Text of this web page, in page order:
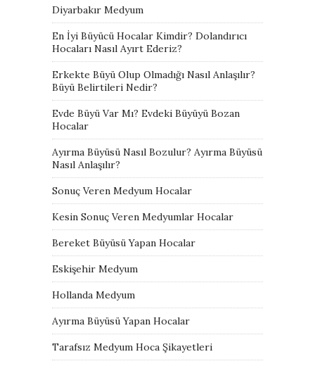
Diyarbakır Medyum
En İyi Büyücü Hocalar Kimdir? Dolandırıcı
Hocaları Nasıl Ayırt Ederiz?
Erkekte Büyü Olup Olmadığı Nasıl Anlaşılır?
Büyü Belirtileri Nedir?
Evde Büyü Var Mı? Evdeki Büyüyü Bozan
Hocalar
Ayırma Büyüsü Nasıl Bozulur? Ayırma Büyüsü
Nasıl Anlaşılır?
Sonuç Veren Medyum Hocalar
Kesin Sonuç Veren Medyumlar Hocalar
Bereket Büyüsü Yapan Hocalar
Eskişehir Medyum
Hollanda Medyum
Ayırma Büyüsü Yapan Hocalar
Tarafsız Medyum Hoca Şikayetleri